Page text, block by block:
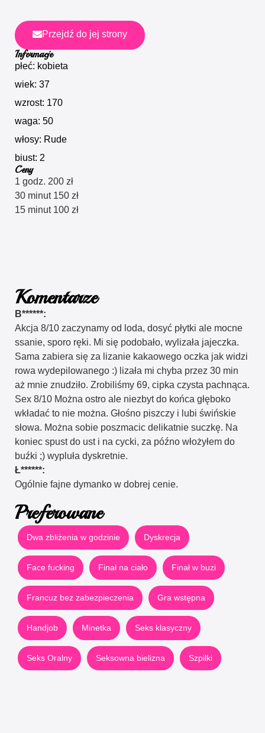
Przejdź do jej strony
Informacje
płeć: kobieta
wiek: 37
wzrost: 170
waga: 50
włosy: Rude
biust: 2
Ceny
1 godz. 200 zł
30 minut 150 zł
15 minut 100 zł
Komentarze
B******:
Akcja 8/10 zaczynamy od loda, dosyć płytki ale mocne
ssanie, sporo ręki. Mi się podobało, wylizała jajeczka.
Sama zabiera się za lizanie kakaowego oczka jak widzi
rowa wydepilowanego :) lizała mi chyba przez 30 min
aż mnie znudziło. Zrobiliśmy 69, cipka czysta pachnąca.
Sex 8/10 Można ostro ale niezbyt do końca głęboko
wkładać to nie można. Głośno piszczy i lubi świńskie
słowa. Można sobie poszmacic delikatnie suczkę. Na
koniec spust do ust i na cycki, za późno włożyłem do
buźki ;) wypluła dyskretnie.
Ł******:
Ogólnie fajne dymanko w dobrej cenie.
Preferowane
Dwa zbliżenia w godzinie Dyskrecja
Face fucking Finał na ciało Finał w buzi
Francuz bez zabezpieczenia Gra wstępna
Handjob Minetka Seks klasyczny
Seks Oralny Seksowna bielizna Szpilki